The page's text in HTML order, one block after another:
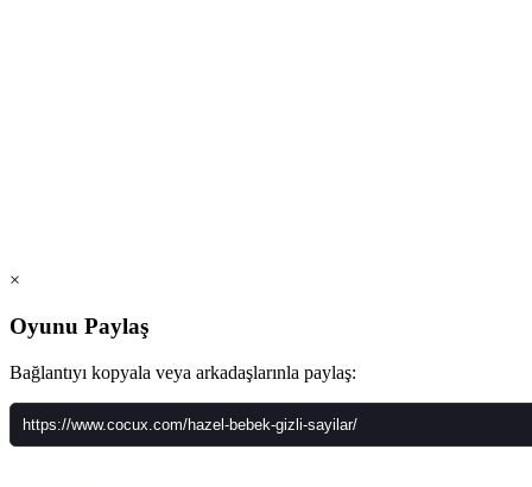
×
Oyunu Paylaş
Bağlantıyı kopyala veya arkadaşlarınla paylaş: